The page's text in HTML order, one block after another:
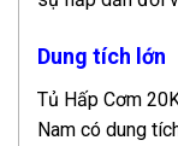
Dung tích lớn
Tủ Hấp Cơm
Nam có dung